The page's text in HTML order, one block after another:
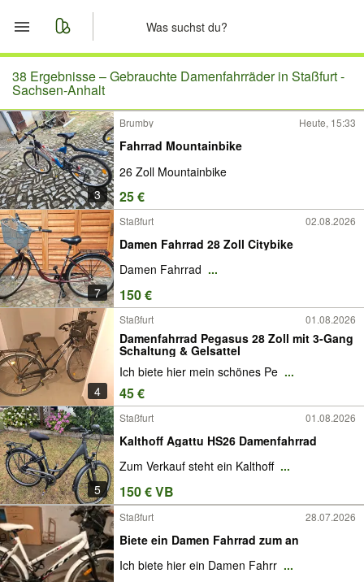
Start
Merkliste
Nachrichten
Anzeige aufgeben
38 Ergebnisse –Gebrauchte Damenfahrräder in Staßfurt -
Sachsen-Anhalt
3
Brumby Heute, 15:33
Fahrrad Mountainbike
26 Zoll Mountainbike
25 €
7
Staßfurt 02.08.2026
Damen Fahrrad 28 Zoll Citybike
Damen Fahrrad ...
150 €
4
Staßfurt 01.08.2026
Damenfahrrad Pegasus 28 Zoll mit 3-Gang
Schaltung & Gelsattel
Ich biete hier mein schönes Pe ...
45 €
5
Staßfurt 01.08.2026
Kalthoff Agattu HS26 Damenfahrrad
Zum Verkauf steht ein Kalthoff ...
150 € VB
Staßfurt 28.07.2026
Biete ein Damen Fahrrad zum an
Ich biete hier ein Damen Fahrr ...